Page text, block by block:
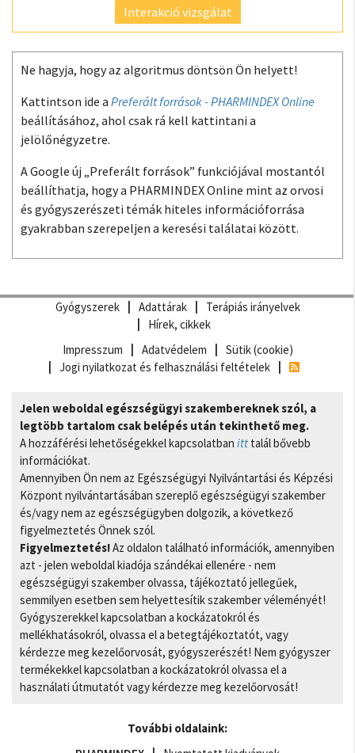
Interakció vizsgálat
Ne hagyja, hogy az algoritmus döntsön Ön helyett!
Kattintson ide a Preferált források - PHARMINDEX Online
beállításához, ahol csak rá kell kattintani a
jelölőnégyzetre.
A Google új „Preferált források” funkciójával mostantól
beállíthatja, hogy a PHARMINDEX Online mint az orvosi
és gyógyszerészeti témák hiteles információforrása
gyakrabban szerepeljen a keresési találatai között.
Gyógyszerek Adattárak
Terápiás irányelvek
Hírek, cikkek
Impresszum
Adatvédelem
Sütik (cookie)
Jogi nyilatkozat és felhasználási feltételek
Jelen weboldal egészségügyi szakembereknek szól, a
legtöbb tartalom csak belépés után tekinthető meg.
A hozzáférési lehetőségekkel kapcsolatban itt talál bővebb
információkat.
Amennyiben Ön nem az Egészségügyi Nyilvántartási és Képzési
Központ nyilvántartásában szereplő egészségügyi szakember
és/vagy nem az egészségügyben dolgozik, a következő
figyelmeztetés Önnek szól.
Figyelmeztetés!Az oldalon található információk, amennyiben
azt - jelen weboldal kiadója szándékai ellenére - nem
egészségügyi szakember olvassa, tájékoztató jellegűek,
semmilyen esetben sem helyettesítik szakember véleményét!
Gyógyszerekkel kapcsolatban a kockázatokról és
mellékhatásokról, olvassa el a betegtájékoztatót, vagy
kérdezze meg kezelőorvosát, gyógyszerészét! Nem gyógyszer
termékekkel kapcsolatban a kockázatokról olvassa el a
használati útmutatót vagy kérdezze meg kezelőorvosát!
További oldalaink: